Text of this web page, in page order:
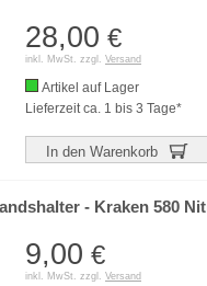
28,00 €
inkl. MwSt. zzgl. Versand
Artikel auf Lager
Lieferzeit ca. 1 bis 3 Tage*
In den Warenkorb
- Kraken 580
9,00 €
inkl. MwSt. zzgl. Versand